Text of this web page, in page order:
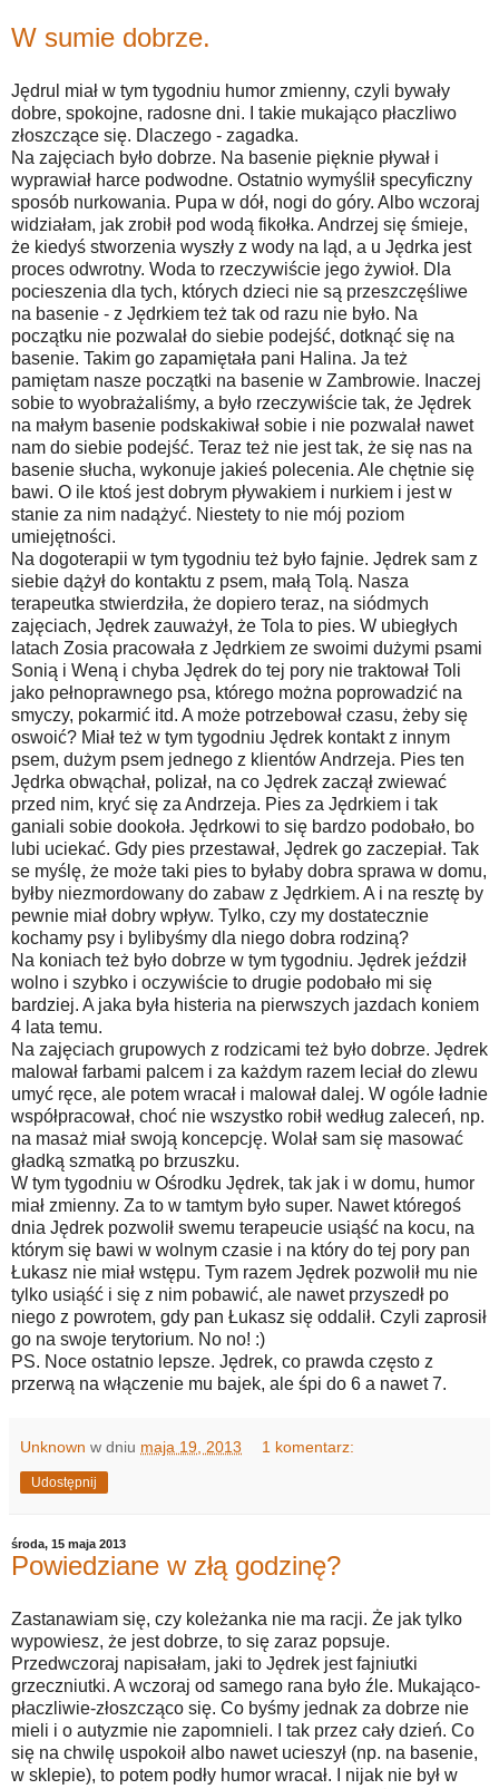
W sumie dobrze.
Jędrul miał w tym tygodniu humor zmienny, czyli bywały
dobre, spokojne, radosne dni. I takie mukająco płaczliwo
złoszczące się. Dlaczego - zagadka.
Na zajęciach było dobrze. Na basenie pięknie pływał i
wyprawiał harce podwodne. Ostatnio wymyślił specyficzny
sposób nurkowania. Pupa w dół, nogi do góry. Albo wczoraj
widziałam, jak zrobił pod wodą fikołka. Andrzej się śmieje,
że kiedyś stworzenia wyszły z wody na ląd, a u Jędrka jest
proces odwrotny. Woda to rzeczywiście jego żywioł. Dla
pocieszenia dla tych, których dzieci nie są przeszczęśliwe
na basenie - z Jędrkiem też tak od razu nie było. Na
początku nie pozwalał do siebie podejść, dotknąć się na
basenie. Takim go zapamiętała pani Halina. Ja też
pamiętam nasze początki na basenie w Zambrowie. Inaczej
sobie to wyobrażaliśmy, a było rzeczywiście tak, że Jędrek
na małym basenie podskakiwał sobie i nie pozwalał nawet
nam do siebie podejść. Teraz też nie jest tak, że się nas na
basenie słucha, wykonuje jakieś polecenia. Ale chętnie się
bawi. O ile ktoś jest dobrym pływakiem i nurkiem i jest w
stanie za nim nadążyć. Niestety to nie mój poziom
umiejętności.
Na dogoterapii w tym tygodniu też było fajnie. Jędrek sam z
siebie dążył do kontaktu z psem, małą Tolą. Nasza
terapeutka stwierdziła, że dopiero teraz, na siódmych
zajęciach, Jędrek zauważył, że Tola to pies. W ubiegłych
latach Zosia pracowała z Jędrkiem ze swoimi dużymi psami
Sonią i Weną i chyba Jędrek do tej pory nie traktował Toli
jako pełnoprawnego psa, którego można poprowadzić na
smyczy, pokarmić itd. A może potrzebował czasu, żeby się
oswoić? Miał też w tym tygodniu Jędrek kontakt z innym
psem, dużym psem jednego z klientów Andrzeja. Pies ten
Jędrka obwąchał, polizał, na co Jędrek zaczął zwiewać
przed nim, kryć się za Andrzeja. Pies za Jędrkiem i tak
ganiali sobie dookoła. Jędrkowi to się bardzo podobało, bo
lubi uciekać. Gdy pies przestawał, Jędrek go zaczepiał. Tak
se myślę, że może taki pies to byłaby dobra sprawa w domu,
byłby niezmordowany do zabaw z Jędrkiem. A i na resztę by
pewnie miał dobry wpływ. Tylko, czy my dostatecznie
kochamy psy i bylibyśmy dla niego dobra rodziną?
Na koniach też było dobrze w tym tygodniu. Jędrek jeździł
wolno i szybko i oczywiście to drugie podobało mi się
bardziej. A jaka była histeria na pierwszych jazdach koniem
4 lata temu.
Na zajęciach grupowych z rodzicami też było dobrze. Jędrek
malował farbami palcem i za każdym razem leciał do zlewu
umyć ręce, ale potem wracał i malował dalej. W ogóle ładnie
współpracował, choć nie wszystko robił według zaleceń, np.
na masaż miał swoją koncepcję. Wolał sam się masować
gładką szmatką po brzuszku.
W tym tygodniu w Ośrodku Jędrek, tak jak i w domu, humor
miał zmienny. Za to w tamtym było super. Nawet któregoś
dnia Jędrek pozwolił swemu terapeucie usiąść na kocu, na
którym się bawi w wolnym czasie i na który do tej pory pan
Łukasz nie miał wstępu. Tym razem Jędrek pozwolił mu nie
tylko usiąść i się z nim pobawić, ale nawet przyszedł po
niego z powrotem, gdy pan Łukasz się oddalił. Czyli zaprosił
go na swoje terytorium. No no! :)
PS. Noce ostatnio lepsze. Jędrek, co prawda często z
przerwą na włączenie mu bajek, ale śpi do 6 a nawet 7.
Unknown w dniu maja 19, 2013 1 komentarz:
Udostępnij
środa, 15 maja 2013
Powiedziane w złą godzinę?
Zastanawiam się, czy koleżanka nie ma racji. Że jak tylko
wypowiesz, że jest dobrze, to się zaraz popsuje.
Przedwczoraj napisałam, jaki to Jędrek jest fajniutki
grzeczniutki. A wczoraj od samego rana było źle. Mukająco-
płaczliwie-złoszcząco się. Co byśmy jednak za dobrze nie
mieli i o autyzmie nie zapomnieli. I tak przez cały dzień. Co
się na chwilę uspokoił albo nawet ucieszył (np. na basenie,
w sklepie), to potem podły humor wracał. I nijak nie był w